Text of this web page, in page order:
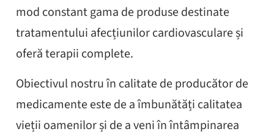
mod constant gama de produse destinate
tratamentului afecțiunilor cardiovasculare și
oferă terapii complete.
Obiectivul nostru în calitate de producător de
medicamente este de a îmbunătăți calitatea
vieții oamenilor și de a veni în întâmpinarea